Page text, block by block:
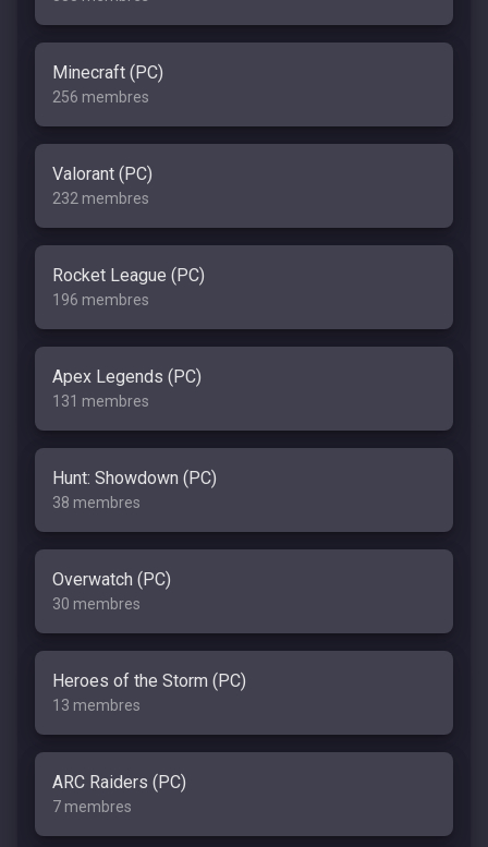
Minecraft (PC)
256 membres
Valorant (PC)
232 membres
Rocket League (PC)
196 membres
Apex Legends (PC)
131 membres
Hunt: Showdown (PC)
38 membres
Overwatch (PC)
30 membres
Heroes of the Storm (PC)
13 membres
ARC Raiders (PC)
7 membres